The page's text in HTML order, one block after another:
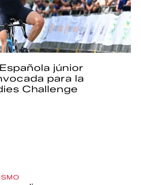
júnior
para la
Challenge